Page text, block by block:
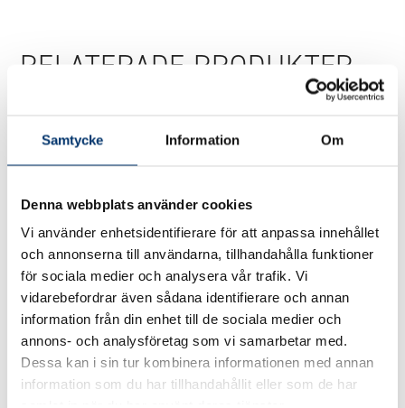
Samtycke Information Om
Denna webbplats använder cookies
Vi använder enhetsidentifierare för att anpassa innehållet
och annonserna till användarna, tillhandahålla funktioner
för sociala medier och analysera vår trafik. Vi
vidarebefordrar även sådana identifierare och annan
information från din enhet till de sociala medier och
annons- och analysföretag som vi samarbetar med.
Dessa kan i sin tur kombinera informationen med annan
information som du har tillhandahållit eller som de har
RELATERADE PRODUKTER
Poolvärmepump
Power
kr 39900 krPrisintervall:
26900 kr
till
39900 kr
Välj alternativ
Den
här
har
flera
varianter.
De
olika
alternativen
kan
väljas
Poolvärmepump
Melius
31900 kr 49900kr
till
49900
Välj alternativ
Den
har
flera
varianter.
De
olika
alternativen
kan
väljas